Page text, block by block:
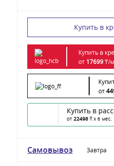
Купить в
Купить в
от 17699₸/
от
Купить в
от 22498 ₸ x 6 мес.
Самовывоз Завтра